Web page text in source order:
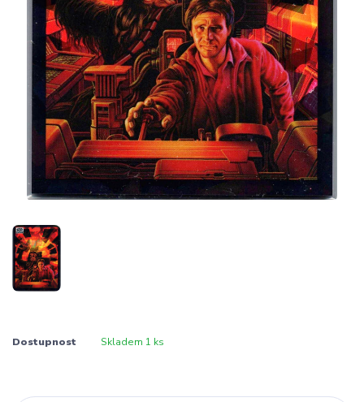
Dostupnost Skladem 1 ks